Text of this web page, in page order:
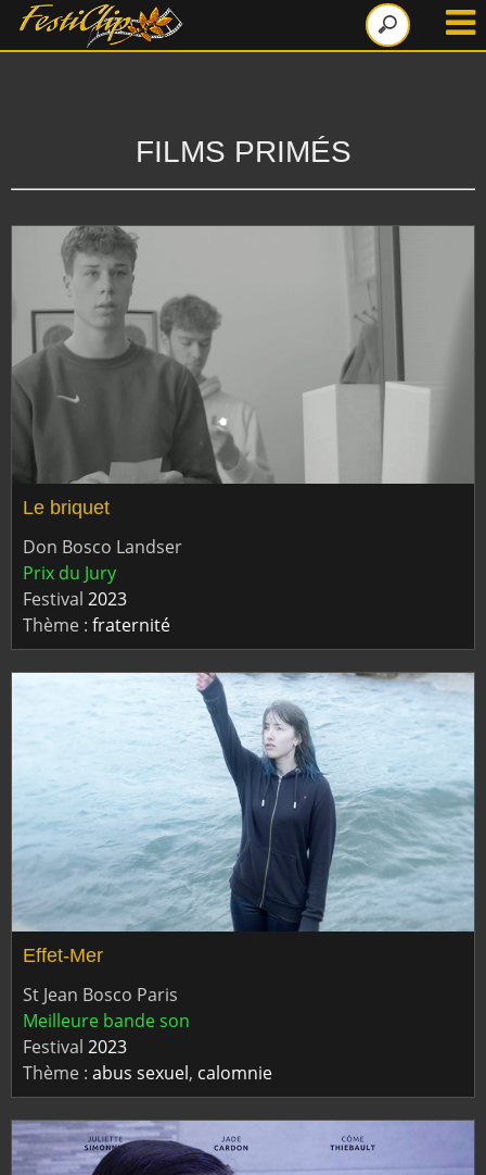
FILMS PRIMÉS
Le briquet
Don Bosco Landser
Prix du Jury
Festival 2023
Thème : fraternité
Effet-Mer
St Jean Bosco Paris
Meilleure bande son
Festival 2023
Thème : abus sexuel, calomnie